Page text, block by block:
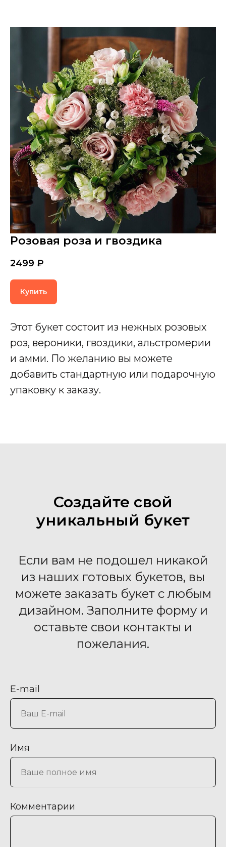
Розовая роза и гвоздика
2499 ₽
Купить
Этот букет состоит из нежных розовых
роз, вероники, гвоздики, альстромерии
и амми. По желанию вы можете
добавить стандартную или подарочную
упаковку к заказу.
Создайте свой
уникальный букет
Если вам не подошел никакой
из наших готовых букетов, вы
можете заказать букет с любым
дизайном. Заполните форму и
оставьте свои контакты и
пожелания.
E-mail
Имя
Комментарии